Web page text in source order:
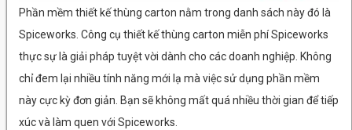
Phần mềm thiết kế thùng carton nằm trong danh sách này đó là
Spiceworks. Công cụ thiết kế thùng carton miễn phí Spiceworks
thực sự là giải pháp tuyệt vời dành cho các doanh nghiệp. Không
chỉ đem lại nhiều tính năng mới lạ mà việc sử dụng phần mềm
này cực kỳ đơn giản. Bạn sẽ không mất quá nhiều thời gian để tiếp
xúc và làm quen với Spiceworks.